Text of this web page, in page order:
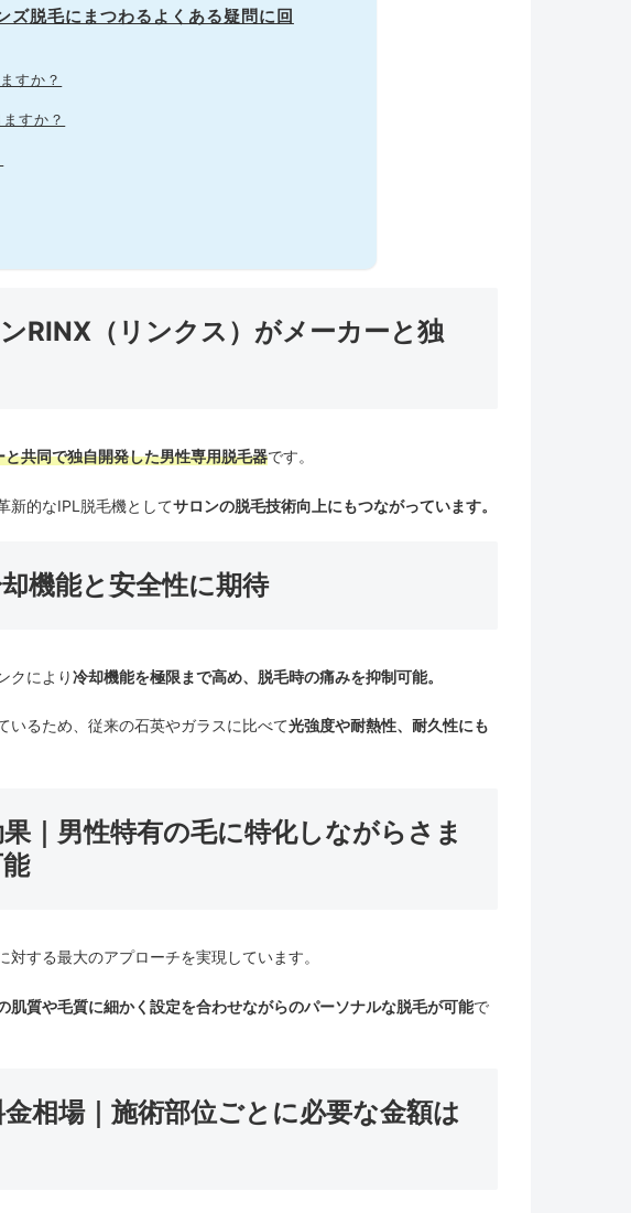
脱毛にまつわるよくある疑問に回
すか？
すか？
RINX（リンクス）がメーカーと独
共同で独自開発した男性専用脱毛器です。
新的なIPL脱毛機としてサロンの脱毛技術向上にもつながっています。
機能と安全性に期待
クにより冷却機能を極限まで高め、脱毛時の痛みを抑制可能。
いるため、従来の石英やガラスに比べて光強度や耐熱性、耐久性にも
｜男性特有の毛に特化しながらさま
する最大のアプローチを実現しています。
肌質や毛質に細かく設定を合わせながらのパーソナルな脱毛が可能で
相場｜施術部位ごとに必要な金額は